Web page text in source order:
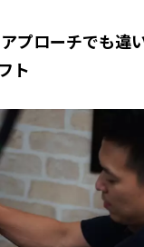
プローチでも違
ト